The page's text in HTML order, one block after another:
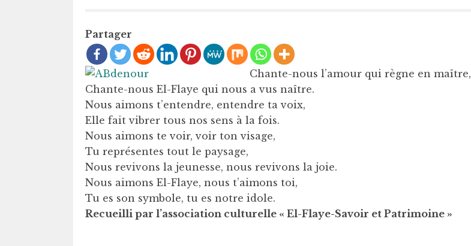
Partager
Chante-nous l’amour qui règne en maître,
Chante-nous El-Flaye qui nous a vus naître.
Nous aimons t’entendre, entendre ta voix,
Elle fait vibrer tous nos sens à la fois.
Nous aimons te voir, voir ton visage,
Tu représentes tout le paysage,
Nous revivons la jeunesse, nous revivons la joie.
Nous aimons El-Flaye, nous t’aimons toi,
Tu es son symbole, tu es notre idole.
Recueilli par l’association culturelle « El-Flaye-Savoir et Patrimoine »